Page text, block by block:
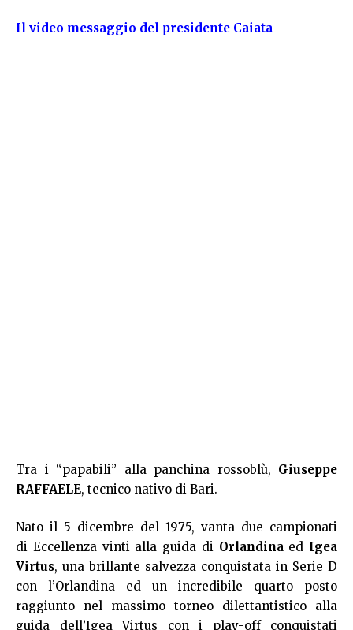
Il video messaggio del presidente Caiata
Tra i “papabili” alla panchina rossoblù, Giuseppe
RAFFAELE, tecnico nativo di Bari.
Nato il 5 dicembre del 1975, vanta due campionati
di Eccellenza vinti alla guida di Orlandinaed Igea
Virtus, una brillante salvezza conquistata in Serie D
con l’Orlandina ed un incredibile quarto posto
raggiunto nel massimo torneo dilettantistico alla
guida dell’Igea Virtus con i play-off conquistati